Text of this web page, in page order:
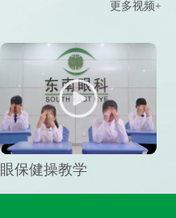
更多视频+
眼保健操教学